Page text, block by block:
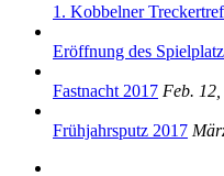
1. Kobbelner
Eröffnung des
Fastnacht 2017 Feb.
Frühjahrsputz 2017